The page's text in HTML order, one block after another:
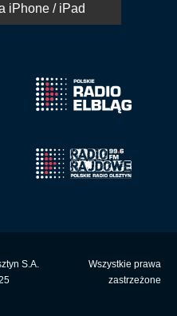
iPhone / iPad
S.A.
Wszystkie prawa
zastrzeżone